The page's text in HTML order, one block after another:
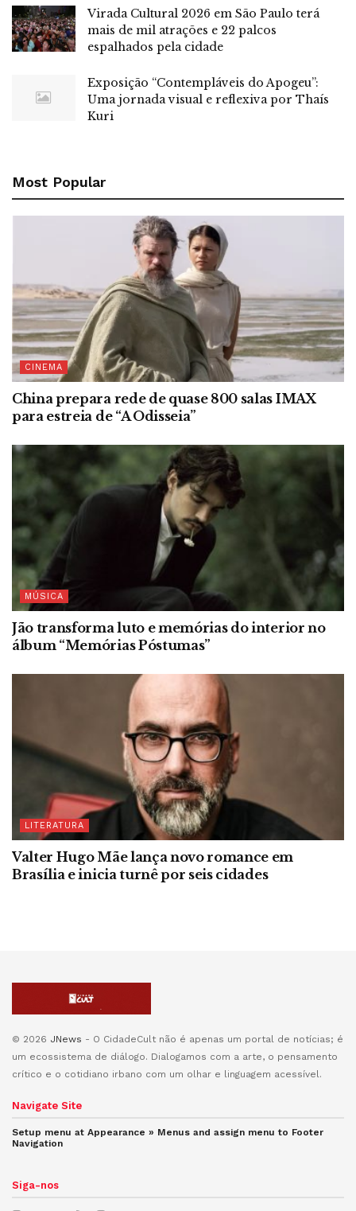
Virada Cultural 2026 em São Paulo terá
mais de mil atrações e 22 palcos
espalhados pela cidade
Exposição “Contempláveis do Apogeu”:
Uma jornada visual e reflexiva por Thaís
Kuri
Most Popular
CINEMA
China prepara rede de quase 800 salas IMAX
para estreia de “A Odisseia”
MÚSICA
Jão transforma luto e memórias do interior no
álbum “Memórias Póstumas”
LITERATURA
Valter Hugo Mãe lança novo romance em
Brasília e inicia turnê por seis cidades
© 2026 JNews - O CidadeCult não é apenas um portal de notícias; é
um ecossistema de diálogo. Dialogamos com a arte, o pensamento
crítico e o cotidiano irbano com um olhar e linguagem acessível.
Navigate Site
Setup menu at Appearance » Menus and assign menu to Footer
Navigation
Siga-nos